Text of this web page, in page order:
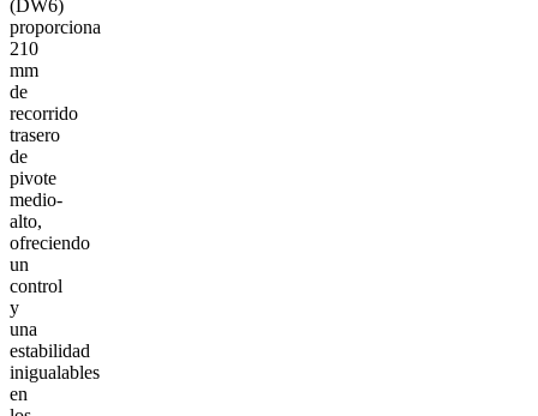
(DW6)
proporciona
210
mm
de
recorrido
trasero
de
pivote
medio-
alto,
ofreciendo
un
control
y
una
estabilidad
inigualables
en